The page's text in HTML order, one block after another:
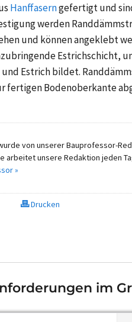
Hanffaserngefertigt und
werden
und können angeklebt
Estrichschicht,
und Estrich bildet.
fertigen Bodenoberkante
von unserer Bauprofessor-
arbeitet unsere Redaktion jeden
»
Drucken
im